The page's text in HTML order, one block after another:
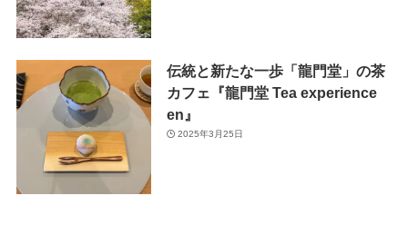
伝統と新たな一歩「龍門堂」の茶
カフェ『龍門堂 Tea experience
en』
2025年3月25日